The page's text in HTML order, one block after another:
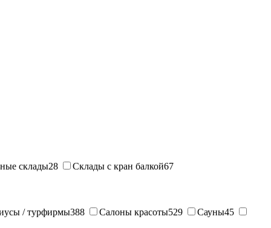
склады28 Склады с кран балкой67
/ турфирмы388 Салоны красоты529 Сауны45